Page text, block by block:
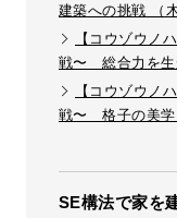
建築への挑戦 （
【コウゾウノ
戦〜 総合力を生
【コウゾウノ
戦〜 格子の美学
SE構法で家を